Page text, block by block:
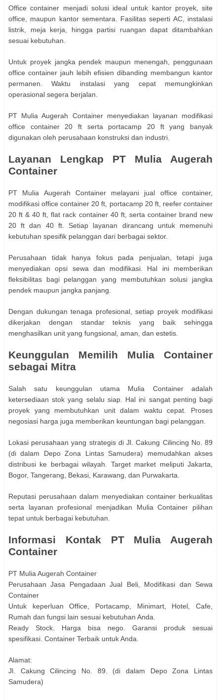
Office container menjadi solusi ideal untuk kantor proyek, site
office, maupun kantor sementara. Fasilitas seperti AC, instalasi
listrik, meja kerja, hingga partisi ruangan dapat ditambahkan
sesuai kebutuhan.
Untuk proyek jangka pendek maupun menengah, penggunaan
office container jauh lebih efisien dibanding membangun kantor
permanen. Waktu instalasi yang cepat memungkinkan
operasional segera berjalan.
PT Mulia Augerah Container menyediakan layanan modifikasi
office container 20 ft serta portacamp 20 ft yang banyak
digunakan oleh perusahaan konstruksi dan industri.
Layanan Lengkap PT Mulia Augerah
Container
PT Mulia Augerah Container melayani jual office container,
modifikasi office container 20 ft, portacamp 20 ft, reefer container
20 ft & 40 ft, flat rack container 40 ft, serta container brand new
20 ft dan 40 ft. Setiap layanan dirancang untuk memenuhi
kebutuhan spesifik pelanggan dari berbagai sektor.
Perusahaan tidak hanya fokus pada penjualan, tetapi juga
menyediakan opsi sewa dan modifikasi. Hal ini memberikan
fleksibilitas bagi pelanggan yang membutuhkan solusi jangka
pendek maupun jangka panjang.
Dengan dukungan tenaga profesional, setiap proyek modifikasi
dikerjakan dengan standar teknis yang baik sehingga
menghasilkan unit yang fungsional, aman, dan estetis.
Keunggulan Memilih Mulia Container
sebagai Mitra
Salah satu keunggulan utama Mulia Container adalah
ketersediaan stok yang selalu siap. Hal ini sangat penting bagi
proyek yang membutuhkan unit dalam waktu cepat. Proses
negosiasi harga juga memberikan keuntungan bagi pelanggan.
Lokasi perusahaan yang strategis di Jl. Cakung Cilincing No. 89
(di dalam Depo Zona Lintas Samudera) memudahkan akses
distribusi ke berbagai wilayah. Target market meliputi Jakarta,
Bogor, Tangerang, Bekasi, Karawang, dan Purwakarta.
Reputasi perusahaan dalam menyediakan container berkualitas
serta layanan profesional menjadikan Mulia Container pilihan
tepat untuk berbagai kebutuhan.
Informasi Kontak PT Mulia Augerah
Container
PT Mulia Augerah Container
Perusahaan Jasa Pengadaan Jual Beli, Modifikasi dan Sewa
Container
Untuk keperluan Office, Portacamp, Minimart, Hotel, Cafe,
Rumah dan fungsi lain sesuai kebutuhan Anda.
Ready Stock. Harga bisa nego. Garansi produk sesuai
spesifikasi. Container Terbaik untuk Anda.
Alamat:
Jl. Cakung Cilincing No. 89. (di dalam Depo Zona Lintas
Samudera)